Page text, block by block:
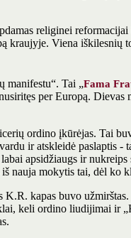
religinei
kraujyje. Viena iškilesnių
manifestu“. Tai „Fama
per Europą. Dievas
ordino įkūrėjas. Tai
ir atskleidė paslaptis -
apsidžiaugs ir
nauja mokytis tai, dėl ko
kapas buvo
keli ordino liudijimai ir